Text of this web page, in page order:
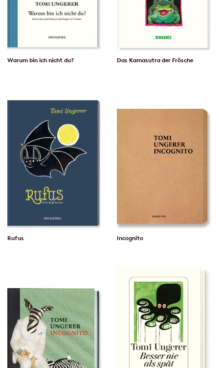
Warum bin ich nicht du? Das Kamasutra der Frösche
Rufus Incognito